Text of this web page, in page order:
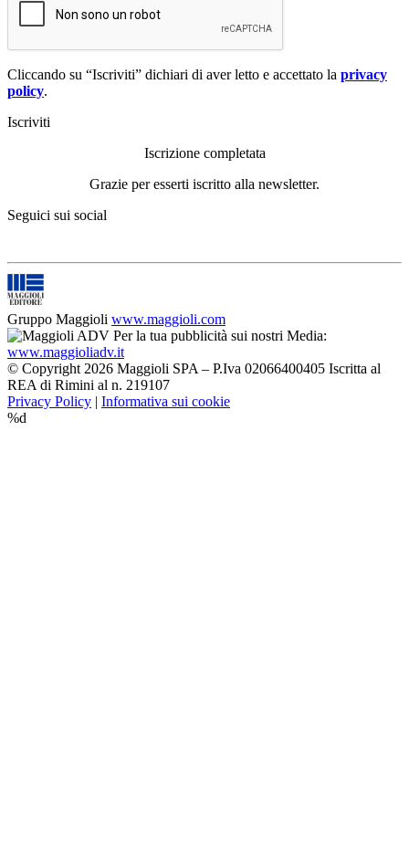
Cliccando su “Iscriviti” dichiari di aver letto e accettato la privacy
policy.
Iscriviti
Iscrizione completata
Grazie per esserti iscritto alla newsletter.
Seguici sui social
Gruppo Maggioli www.maggioli.com
Per la tua pubblicità sui nostri Media:
www.maggioliadv.it
© Copyright 2026 Maggioli SPA – P.Iva 02066400405 Iscritta al
REA di Rimini al n. 219107
Privacy Policy | Informativa sui cookie
%d